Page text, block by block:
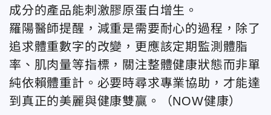
成分的產品能刺激膠原蛋白增生。
羅陽醫師提醒，減重是需要耐心的過程，除了
追求體重數字的改變，更應該定期監測體脂
率、肌肉量等指標，關注整體健康狀態而非單
純依賴體重計。必要時尋求專業協助，才能達
到真正的美麗與健康雙贏。（NOW健康）